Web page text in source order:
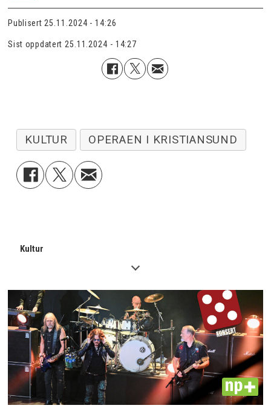
Publisert 25.11.2024 - 14:26
Sist oppdatert 25.11.2024 - 14:27
KULTUR OPERAEN I KRISTIANSUND
Kultur
PLUS